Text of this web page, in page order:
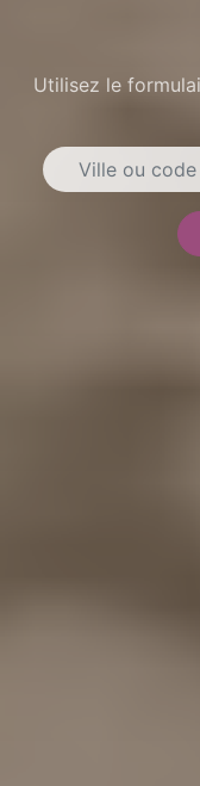
Utilisez le